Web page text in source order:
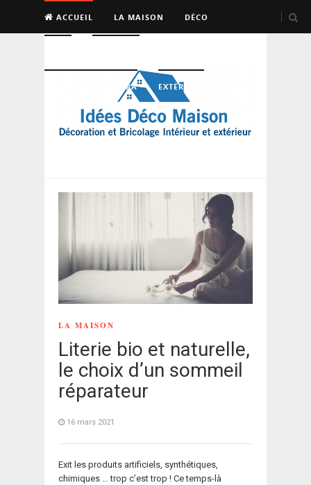
ACCUEIL LA MAISON DÉCO
PISCINE, SAUNA, SPA EXTÉRIEUR
LA MAISON
Literie bio et naturelle,
le choix d’un sommeil
réparateur
16 mars 2021
Exit les produits artificiels, synthétiques,
chimiques … trop c’est trop ! Ce temps-là